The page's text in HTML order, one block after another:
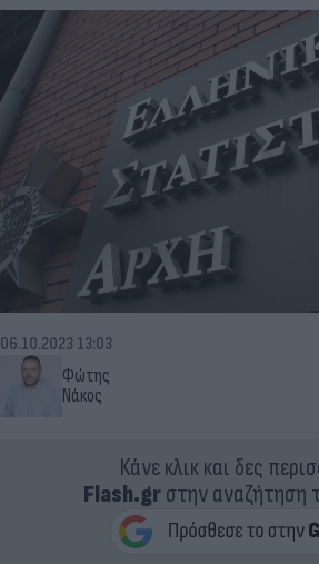
Φώτης
Νάκος
06.10.2023 13:03
Κάνε κλικ και δες
Flash.grστην αναζήτηση